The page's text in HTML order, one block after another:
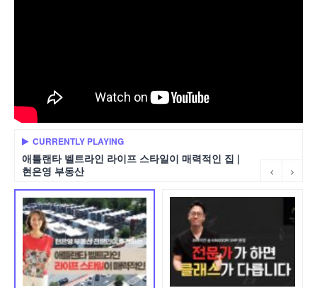
CURRENTLY PLAYING
애틀랜타 벨트라인 라이프 스타일이 매력적인 집 |
현은영 부동산